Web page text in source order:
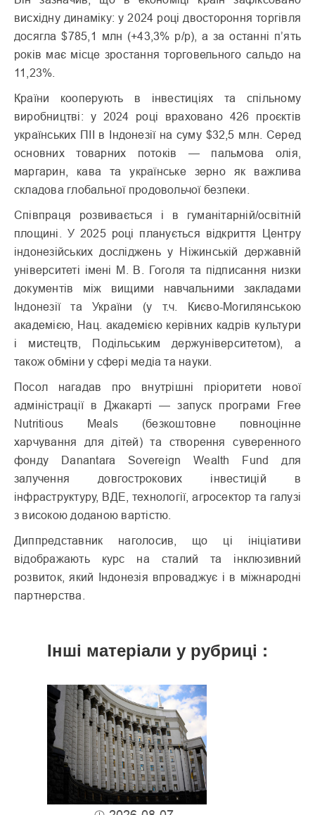
висхідну динаміку: у 2024 році двостороння торгівля
досягла $785,1 млн (+43,3% р/р), а за останні п’ять
років має місце зростання торговельного сальдо на
11,23%.
Країни кооперують в інвестиціях та спільному
виробництві: у 2024 році враховано 426 проєктів
українських ПІІ в Індонезії на суму $32,5 млн. Серед
основних товарних потоків — пальмова олія,
маргарин, кава та українське зерно як важлива
складова глобальної продовольчої безпеки.
Співпраця розвивається і в гуманітарній/освітній
площині. У 2025 році планується відкриття Центру
індонезійських досліджень у Ніжинській державній
університеті імені М. В. Гоголя та підписання низки
документів між вищими навчальними закладами
Індонезії та України (у т.ч. Києво-Могилянською
академією, Нац. академією керівних кадрів культури
і мистецтв, Подільським держуніверситетом), а
також обміни у сфері медіа та науки.
Посол нагадав про внутрішні пріоритети нової
адміністрації в Джакарті — запуск програми Free
Nutritious Meals (безкоштовне повноцінне
харчування для дітей) та створення суверенного
фонду Danantara Sovereign Wealth Fund для
залучення довгострокових інвестицій в
інфраструктуру, ВДЕ, технології, агросектор та галузі
з високою доданою вартістю.
Диппредставник наголосив, що ці ініціативи
відображають курс на сталий та інклюзивний
розвиток, який Індонезія впроваджує і в міжнародні
партнерства.
Інші матеріали у рубриці :